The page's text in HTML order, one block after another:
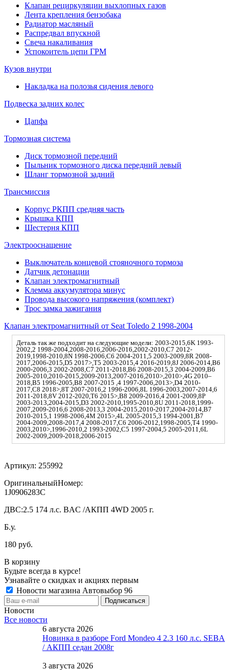
Клапан рециркуляции выхлопных газов
Лента крепления бензобака
Радиатор масляный
Распредвал впускной
Свеча накаливания
Успокоитель цепи ГРМ
Кузов внутри
Накладка на полозья сидения левого
Подвеска задних колес
Цапфа
Тормозная система
Диск тормозной передний
Пыльник тормозного диска передний левый
Шланг тормозной задний
Трансмиссия
Корпус РКПП средняя часть
Крышка КПП
Шестерня КПП
Электрооснащение
Выключатель концевой стояночного тормоза
Датчик детонации
Клапан электромагнитный
Клемма аккумулятора минус
Провода высокого напряжения (комплект)
Трос замка зажигания
Клапан электромагнитный от Seat Toledo 2 1998-2004
Деталь так же подходит на следующие модели: 2003-2015,6K 1993-
2002,2 1998-2004,2008-2016,2006-2016,2002-2010,C7 2012-
2019,1998-2010,8N 1998-2006,C6 2004-2011,5 2003-2009,8R 2008-
2017,2006-2015,D5 2017>,T5 2003-2015,4 2016-2019,8J 2006-2014,B6
2000-2006,3 2002-2008,C7 2011-2018,B6 2008-2015,3 2004-2009,B6
2005-2010,2010-2015,2009-2013,2007-2016,2010>,2010>,4G 2010–
2018,B5 1996-2005,B8 2007-2015 ,4 1997-2006,2013>,D4 2010-
2017,C8 2018>,8T 2007-2016,2 1996-2006,8L 1996-2003,2007-2014,6
2011-2018,8V 2012-2020,T6 2015>,B8 2009-2016,4 2001-2009,8P
2003-2013,2004-2015,D3 2002-2010,1995-2010,8U 2011-2018,1999-
2007,2009-2016,6 2008-2013,3 2004-2015,2010-2017,2004-2014,B7
2010-2015,1 1998-2006,4M 2015>,4L 2005-2015,3 1994-2001,B7
2004-2009,2008-2017,4 2008-2017,C6 2006-2012,1998-2005,T4 1990-
2003,2010>,1996-2010,2 1993-2002,C5 1997-2004,5 2005-2011,6L
2002-2009,2009-2018,2006-2015
Артикул: 255992
ОригинальныйНомер:
1J0906283C
ДВС:2.5 174 л.с. BAC /АКПП 4WD 2005 г.
Б.у.
180 руб.
В корзину
Будьте всегда в курсе!
Узнавайте о скидках и акциях первым
Новости магазина Автовыбор 96
Новости
Все новости
6 августа 2026
Новинка в разборе Ford Mondeo 4 2.3 160 л.с. SEBA
/ АКПП седан 2008г
3 августа 2026